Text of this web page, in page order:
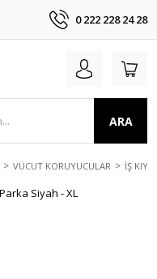
0 222 228 24 28
ARA
VÜCUT KORUYUCULAR İŞ